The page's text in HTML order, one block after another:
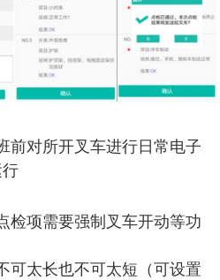
前对所开叉车进行日常电子
检项需要强制叉车开动等功
可太长也不可太短（可设置